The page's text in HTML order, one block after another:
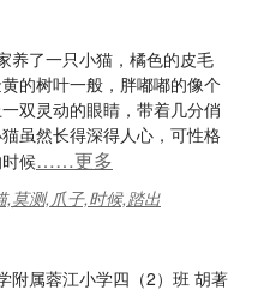
养了一只小猫，橘色的皮毛
的树叶一般，胖嘟嘟的像个
双灵动的眼睛，带着几分俏
虽然长得深得人心，可性格
候……更多
,莫测,爪子,时候,踏出
附属蓉江小学四（2）班 胡著